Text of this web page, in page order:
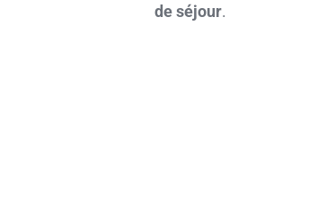
de séjour.